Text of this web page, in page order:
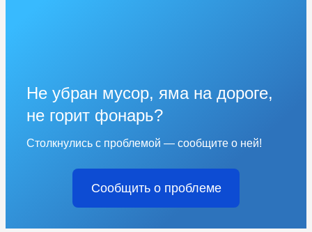
Не убран мусор, яма на дороге,
не горит фонарь?
Столкнулись с проблемой — сообщите о ней!
Сообщить о проблеме